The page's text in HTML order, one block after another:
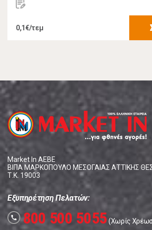
0,1€/τεμ
Market In ΑΕΒΕ
ΒΙΠΑ ΜΑΡΚΟΠΟΥΛΟ ΜΕΣΟΓΑΙΑΣ ΑΤΤΙΚΗΣ
Τ.Κ. 19003
Εξυπηρέτηση Πελατών:
call 800 500 5055(Χωρίς